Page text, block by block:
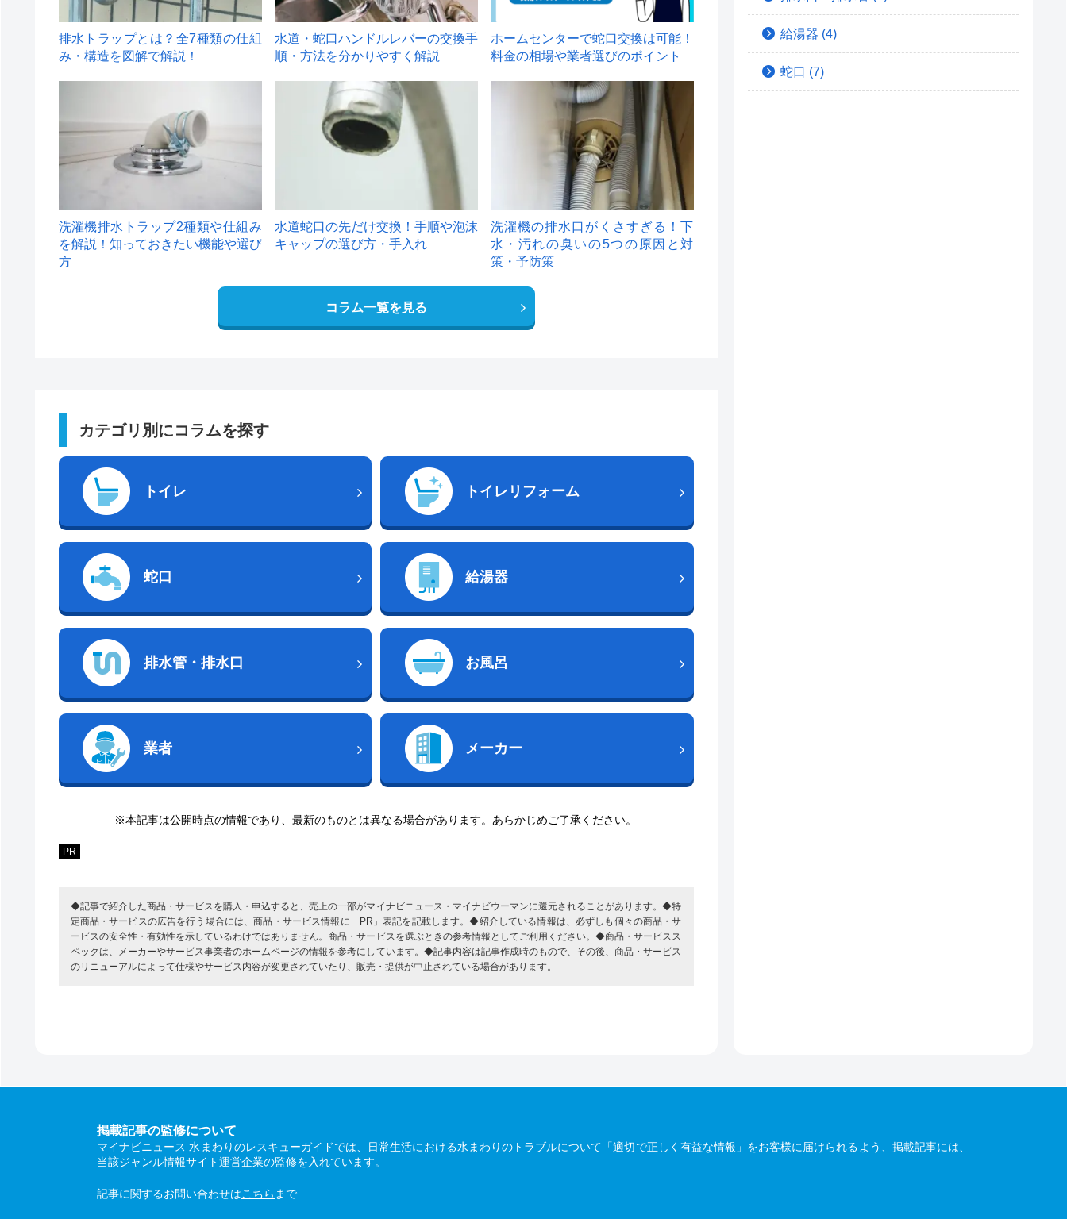
排水トラップとは？全7種類の仕組
み・構造を図解で解説！
水道・蛇口ハンドルレバーの交換手
順・方法を分かりやすく解説
ホームセンターで蛇口交換は可能！
料金の相場や業者選びのポイント
洗濯機排水トラップ2種類や仕組み
を解説！知っておきたい機能や選び
方
水道蛇口の先だけ交換！手順や泡沫
キャップの選び方・手入れ
洗濯機の排水口がくさすぎる！下
水・汚れの臭いの5つの原因と対
策・予防策
コラム一覧を見る
カテゴリ別にコラムを探す
トイレ トイレリフォーム
蛇口 給湯器
排水管・排水口 お風呂
業者 メーカー
※本記事は公開時点の情報であり、最新のものとは異なる場合があります。あらかじめご了承ください。
PR
◆記事で紹介した商品・サービスを購入・申込すると、売上の一部がマイナビニュース・マイナビウーマンに還元されることがあります。◆特
定商品・サービスの広告を行う場合には、商品・サービス情報に「PR」表記を記載します。◆紹介している情報は、必ずしも個々の商品・サ
ービスの安全性・有効性を示しているわけではありません。商品・サービスを選ぶときの参考情報としてご利用ください。◆商品・サービスス
ペックは、メーカーやサービス事業者のホームページの情報を参考にしています。◆記事内容は記事作成時のもので、その後、商品・サービス
のリニューアルによって仕様やサービス内容が変更されていたり、販売・提供が中止されている場合があります。
給湯器 (4)
蛇口 (7)
掲載記事の監修について
マイナビニュース 水まわりのレスキューガイドでは、日常生活における水まわりのトラブルについて「適切で正しく有益な情報」をお客様に届けられるよう、掲載記事には、
当該ジャンル情報サイト運営企業の監修を入れています。
記事に関するお問い合わせはこちら まで